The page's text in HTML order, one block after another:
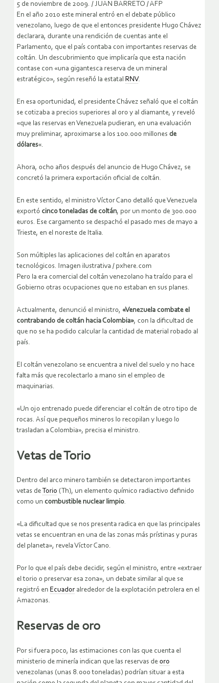
5 de noviembre de 2009. / JUAN BARRETO / AFP
En el año 2010 este mineral entró en el debate público
venezolano, luego de que el entonces presidente Hugo Chávez
declarara, durante una rendición de cuentas ante el
Parlamento, que el país contaba con importantes reservas de
coltán. Un descubrimiento que implicaría que esta nación
contase con «una gigantesca reserva de un mineral
estratégico», según reseñó la estatal RNV.
En esa oportunidad, el presidente Chávez señaló que el coltán
se cotizaba a precios superiores al oro y al diamante, y reveló
«que las reservas en Venezuela pudieran, en una evaluación
muy preliminar, aproximarse a los 100.000 millones de
dólares«.
Ahora, ocho años después del anuncio de Hugo Chávez, se
concretó la primera exportación oficial de coltán.
En este sentido, el ministro Víctor Cano detalló que Venezuela
exportó cinco toneladas de coltán, por un monto de 300.000
euros. Ese cargamento se despachó el pasado mes de mayo a
Trieste, en el noreste de Italia.
Son múltiples las aplicaciones del coltán en aparatos
tecnológicos. Imagen ilustrativa / pxhere.com
Pero la era comercial del coltán venezolano ha traído para el
Gobierno otras ocupaciones que no estaban en sus planes.
Actualmente, denunció el ministro, «Venezuela combate el
contrabando de coltán hacia Colombia», con la dificultad de
que no se ha podido calcular la cantidad de material robado al
país.
El coltán venezolano se encuentra a nivel del suelo y no hace
falta más que recolectarlo a mano sin el empleo de
maquinarias.
«Un ojo entrenado puede diferenciar el coltán de otro tipo de
rocas. Así que pequeños mineros lo recopilan y luego lo
trasladan a Colombia», precisa el ministro.
Vetas de Torio
Dentro del arco minero también se detectaron importantes
vetas de Torio (Th), un elemento químico radiactivo definido
como un combustible nuclear limpio.
«La dificultad que se nos presenta radica en que las principales
vetas se encuentran en una de las zonas más prístinas y puras
del planeta», revela Víctor Cano.
Por lo que el país debe decidir, según el ministro, entre «extraer
el torio o preservar esa zona», un debate similar al que se
registró en Ecuador alrededor de la explotación petrolera en el
Amazonas.
Reservas de oro
Por si fuera poco, las estimaciones con las que cuenta el
ministerio de minería indican que las reservas de oro
venezolanas (unas 8.000 toneladas) podrían situar a esta